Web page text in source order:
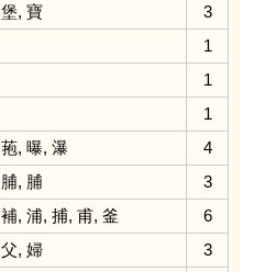
堡, 寶
3
1
1
1
菢, 曝, 瀑
4
脯, 脯
3
補, 浦, 捕, 甫, 釜
6
父, 婦
3